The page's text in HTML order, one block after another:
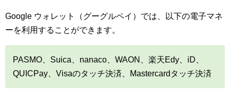
Google ウォレット（グーグルペイ）では、以下の電子マネ
ーを利用することができます。
PASMO、Suica、nanaco、WAON、楽天Edy、iD、
QUICPay、Visaのタッチ決済、Mastercardタッチ決済